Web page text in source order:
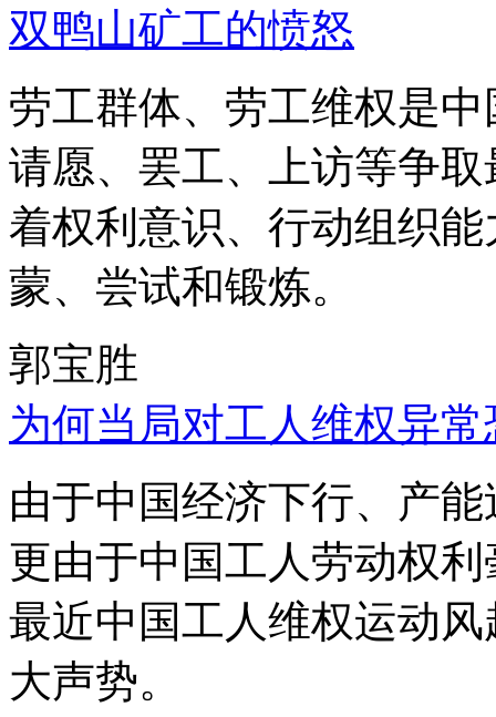
双鸭山矿工的愤怒
劳工群体、劳工维权是
请愿、罢工、上访等争
着权利意识、行动组织
蒙、尝试和锻炼。
郭宝胜
为何当局对工人维权异
由于中国经济下行、产
更由于中国工人劳动权
最近中国工人维权运动
大声势。